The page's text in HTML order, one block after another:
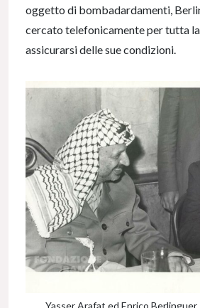
oggetto di bombadardamenti,
cercato telefonicamente per tutta
assicurarsi delle sue condizioni.
Yasser Arafat ed Enrico